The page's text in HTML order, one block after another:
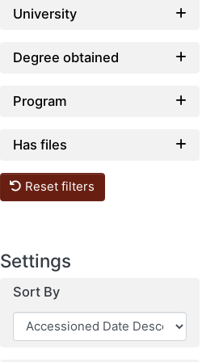
University
Degree obtained
Program
Has files
Reset filters
Settings
Sort By